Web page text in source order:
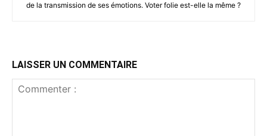
de la transmission de ses émotions. Voter folie est-elle la même ?
LAISSER UN COMMENTAIRE